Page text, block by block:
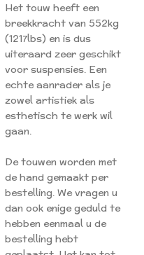
Het touw heeft een
breekkracht van 552kg
(1217lbs) en is dus
uiteraard zeer geschikt
voor suspensies. Een
echte aanrader als je
zowel artistiek als
esthetisch te werk wil
gaan.
De touwen worden met
de hand gemaakt per
bestelling. We vragen u
dan ook enige geduld te
hebben eenmaal u de
bestelling hebt